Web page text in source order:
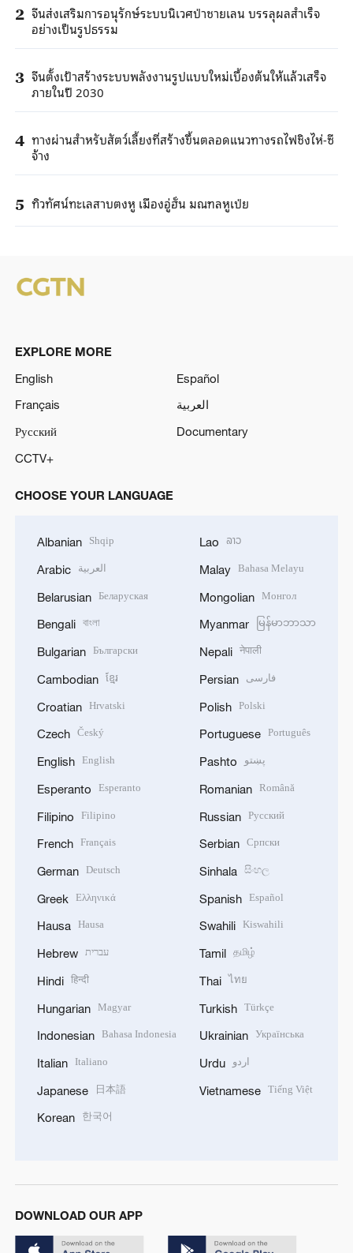
2 จีนส่งเสริมการอนุรักษ์ระบบนิเวศป่าชายเลน บรรลุผลสำเร็จ
อย่างเป็นรูปธรรม
3 จีนตั้งเป้าสร้างระบบพลังงานรูปแบบใหม่เบื้องต้นให้แล้วเสร็จ
ภายในปี 2030
4 ทางผ่านสำหรับสัตว์เลี้ยงที่สร้างขึ้นตลอดแนวทางรถไฟชิงไห่-ซี
จ้าง
5 ทิวทัศน์ทะเลสาบตงหู เมืองอู่ฮั่น มณฑลหูเป่ย
EXPLORE MORE
English
Español
Français
العربية
Русский
Documentary
CCTV+
CHOOSE YOUR LANGUAGE
Albanian Shqip
Arabic العربية
Belarusian Беларуская
Bengali বাংলা
Bulgarian Български
Cambodian ខ្មែរ
Croatian Hrvatski
Czech Český
English English
Esperanto Esperanto
Filipino Filipino
French Français
German Deutsch
Greek Ελληνικά
Hausa Hausa
Hebrew עברית
Hindi हिन्दी
Hungarian Magyar
Indonesian Bahasa Indonesia
Italian Italiano
Japanese 日本語
Korean 한국어
Lao ລາວ
Malay Bahasa Melayu
Mongolian Монгол
Myanmar မြန်မာဘာသာ
Nepali नेपाली
Persian فارسی
Polish Polski
Portuguese Português
Pashto پښتو
Romanian Română
Russian Русский
Serbian Српски
Sinhala සිංහල
Spanish Español
Swahili Kiswahili
Tamil தமிழ்
Thai ไทย
Turkish Türkçe
Ukrainian Українська
Urdu اردو
Vietnamese Tiếng Việt
DOWNLOAD OUR APP